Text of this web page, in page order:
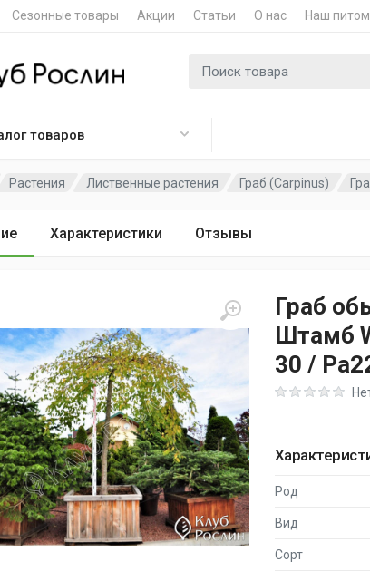
Сезонные товары Акции Статьи О нас Наш
товаров
Поиск для
Растения Лиственные растения Граб (Carpinus)
Характеристики Отзывы
Граб
Штамб
30 /
Rating: 0 out of 5
Род
Вид
Сорт